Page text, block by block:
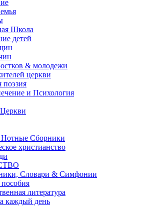
Школа
детей
& молодежи
церкви
поэзия
и Психология
Сборники
христианство
Словари & Симфонии
литература
каждый день